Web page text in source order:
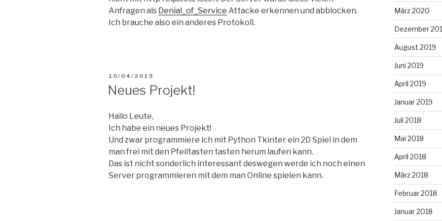
Anfragen als Denial_of_Service Attacke erkennen und abblocken.
Ich brauche also ein anderes Protokoll.
VERÖFFENTLICHT
10/04/2019
Neues Projekt!
Hallo Leute,
Ich habe ein neues Projekt!
Und zwar programmiere ich mit Python Tkinter ein 2D Spiel in dem
man frei mit den Pfeiltasten tasten herum laufen kann.
Das ist nicht sonderlich interessant deswegen werde ich noch einen
Server programmieren mit dem man Online spielen kann.
März 2020
Dezember
August 2019
Juni 2019
April 2019
Januar 2019
Juli 2018
Mai 2018
April 2018
März 2018
Februar 2018
Januar 2018